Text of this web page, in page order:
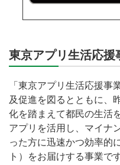
東京アプリ生活応援
「東京アプリ生活応援事
及促進を図るとともに、
化を踏まえて都民の生活
アプリを活用し、マイナ
った方に迅速かつ効率的
ト）をお届けする事業です